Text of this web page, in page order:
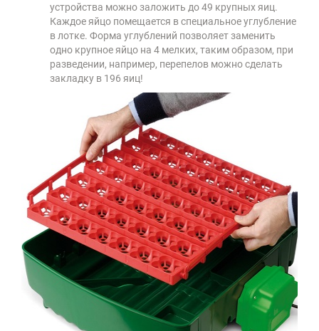
устройства можно заложить до 49 крупных яиц.
Каждое яйцо помещается в специальное углубление
в лотке. Форма углублений позволяет заменить
одно крупное яйцо на 4 мелких, таким образом, при
разведении, например, перепелов можно сделать
закладку в 196 яиц!